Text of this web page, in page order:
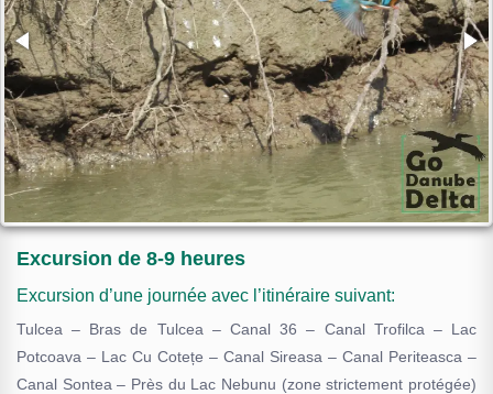
Excursion de 8-9 heures
Excursion d’une journée avec l’itinéraire suivant:
Tulcea – Bras de Tulcea – Canal 36 – Canal Trofilca – Lac
Potcoava – Lac Cu Cotețe – Canal Sireasa – Canal Periteasca –
Canal Sontea – Près du Lac Nebunu (zone strictement protégée)